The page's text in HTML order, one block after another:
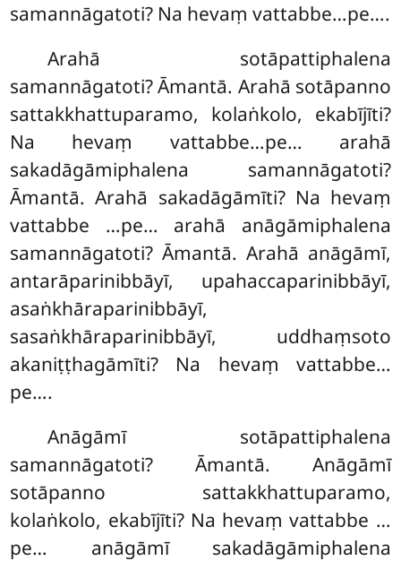
samannāgatoti? Na hevaṃ vattabbe…pe….
Arahā sotāpattiphalena
samannāgatoti? Āmantā. Arahā sotāpanno
sattakkhattuparamo, kolaṅkolo, ekabījīti?
Na hevaṃ vattabbe…pe… arahā
sakadāgāmiphalena samannāgatoti?
Āmantā. Arahā sakadāgāmīti? Na hevaṃ
vattabbe …pe… arahā anāgāmiphalena
samannāgatoti? Āmantā. Arahā anāgāmī,
antarāparinibbāyī, upahaccaparinibbāyī,
asaṅkhāraparinibbāyī,
sasaṅkhāraparinibbāyī, uddhaṃsoto
akaniṭṭhagāmīti? Na hevaṃ vattabbe…
pe….
Anāgāmī sotāpattiphalena
samannāgatoti? Āmantā. Anāgāmī
sotāpanno sattakkhattuparamo,
kolaṅkolo, ekabījīti? Na hevaṃ vattabbe …
pe… anāgāmī sakadāgāmiphalena